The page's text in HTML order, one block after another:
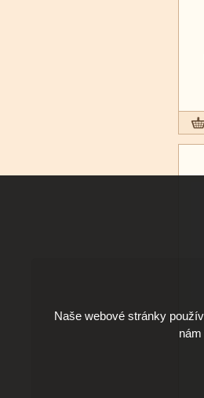
Naše webové stránky